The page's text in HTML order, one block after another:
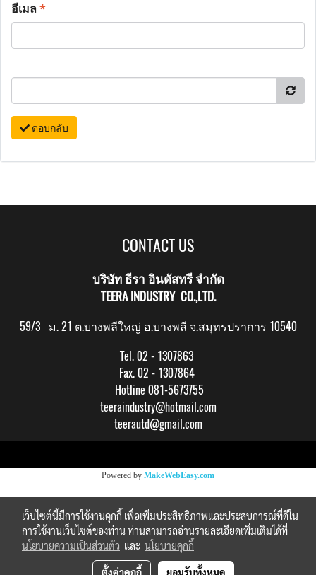
อีเมล*
ตอบกลับ
CONTACT US
บริษัท ธีรา อินดัสทรี จำกัด
TEERA INDUSTRY CO.,LTD.
59/3 ม. 21 ต.บางพลีใหญ่ อ.บางพลี จ.สมุทรปราการ 10540
Tel. 02 - 1307863
Fax. 02 - 1307864
Hotline 081-5673755
teeraindustry@hotmail.com
teerautd@gmail.com
Powered by MakeWebEasy.com
เว็บไซต์นี้มีการใช้งานคุกกี้ เพื่อเพิ่มประสิทธิภาพและประสบการณ์ที่ดีใน
การใช้งานเว็บไซต์ของท่าน ท่านสามารถอ่านรายละเอียดเพิ่มเติมได้ที่
นโยบายความเป็นส่วนตัว และ นโยบายคุกกี้
ตั้งค่าคุกกี้ ยอมรับทั้งหมด